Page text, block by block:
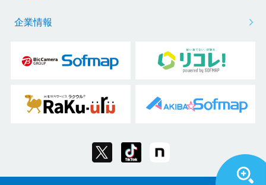
企業情報